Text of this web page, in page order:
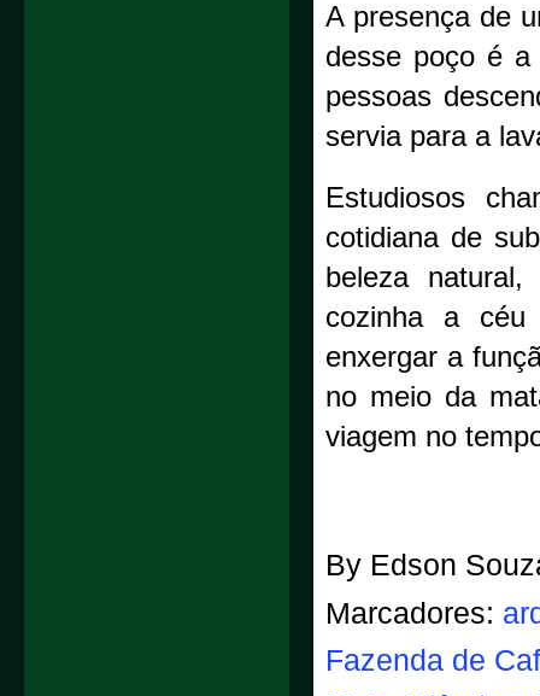
A presença de
desse poço é
pessoas
servia para a
Estudiosos
cotidiana de
beleza
cozinha a céu
enxergar a
no meio da
viagem no
By Edson
Marcadores:
Fazenda de